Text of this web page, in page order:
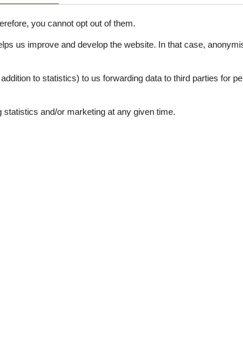
you cannot opt out of them.
us improve and develop the website. In that case,
to statistics) to us forwarding data to third parties for
and/or marketing at any given time.